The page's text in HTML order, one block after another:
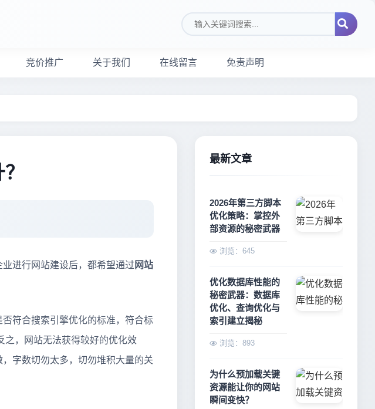
搜索关键词
竞价推广 关于我们 在线留言 免责声明
进行网站建设后，都希望通过 网站
符合搜索引擎优化的标准，符合标
之，网站无法获得较好的优化效
字数切勿太多，切勿堆积大量的关
最新文章
2026年第三方脚本
优化策略：掌控外
部资源的秘密武器
浏览：645
优化数据库性能的
秘密武器：数据库
优化、查询优化与
索引建立揭秘
浏览：893
为什么预加载关键
资源能让你的网站
瞬间变快？